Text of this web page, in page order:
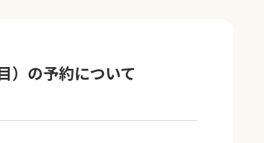
）の予約について